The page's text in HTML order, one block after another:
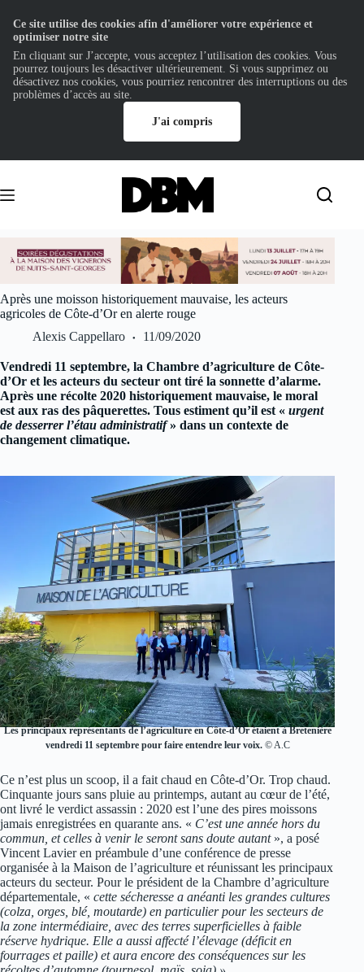
contenu
Après une moisson historiquement mauvaise, les acteurs
agricoles de Côte-d’Or en alerte rouge
Alexis Cappellaro
11/09/2020
Vendredi 11 septembre, la Chambre d’agriculture de Côte-
d’Or et les acteurs du secteur ont tiré la sonnette d’alarme.
Après une récolte 2020 historiquement mauvaise, le moral
est aux ras des pâquerettes. Tous estiment qu’il est « urgent
de desserrer l’étau administratif» dans un contexte de
changement climatique.
Les principaux représentants de l’agriculture en Côte-d’Or étaient à Bretenière
vendredi 11 septembre pour faire entendre leur voix.© A.C
Ce n’est plus un scoop, il a fait chaud en Côte-d’Or. Trop chaud.
Cinquante jours sans pluie au printemps, autant au cœur de l’été,
ont livré le verdict assassin : 2020 est l’une des pires moissons
jamais enregistrées en quarante ans. « C’est une année hors du
commun, et celles à venir le seront sans doute autant», a posé
Vincent Lavier en préambule d’une conférence de presse
organisée à la Maison de l’agriculture et réunissant les principaux
acteurs du secteur. Pour le président de la Chambre d’agriculture
départementale, « cette sécheresse a anéanti les grandes cultures
(colza, orges, blé, moutarde) en particulier pour les secteurs de
la zone intermédiaire, avec des terres superficielles à faible
réserve hydrique. Elle a aussi affecté l’élevage (déficit en
fourrages et paille) et aura encore des conséquences sur les
Ce site utilise des cookies afin d'améliorer votre expérience et
optimiser notre site
En cliquant sur J’accepte, vous acceptez l’utilisation des cookies. Vous
pourrez toujours les désactiver ultérieurement. Si vous supprimez ou
désactivez nos cookies, vous pourriez rencontrer des interruptions ou des
problèmes d’accès au site.
J'ai compris